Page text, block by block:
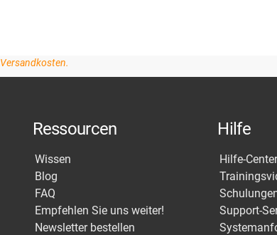
Versandkosten.
Ressourcen
Wissen
Blog
FAQ
Empfehlen Sie uns weiter!
Newsletter bestellen
Hilfe
Hilfe-
Support-